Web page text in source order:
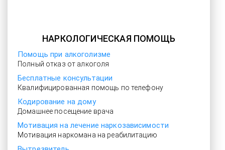
НАРКОЛОГИЧЕСКАЯ ПОМОЩЬ
Помощь при алкоголизме
Полный отказ от алкоголя
Бесплатные консультации
Квалифицированная помощь по телефону
Кодирование на дому
Домашнее посещение врача
Мотивация на лечение наркозависимости
Мотивация наркомана на реабилитацию